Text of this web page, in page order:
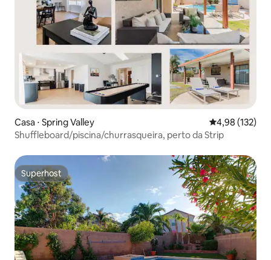
Casa ⋅ Spring Valley 4,98 de uma
4,98 (132)
Shuffleboard/piscina/churrasqueira, perto da Strip
Superhost
Superhost